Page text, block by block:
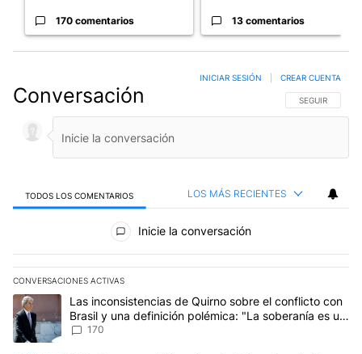
170 comentarios 13 comentarios
Conversación SIGA ESTA
SEGUIR
INICIAR SESIÓN CREAR CUENTA
TODOS LOS COMENTARIOS LOS MÁS RECIENTES
Todos los comentarios
Inicie la conversación
CONVERSACIONES ACTIVAS
Este listado muestra los artículos con más comentarios en los
Un artículo de tendencia con el título "Las inconsistencias de
Las inconsistencias de Quirno sobre el conflicto con
Brasil y una definición polémica: "La soberanía es un
concepto antiguo"
170